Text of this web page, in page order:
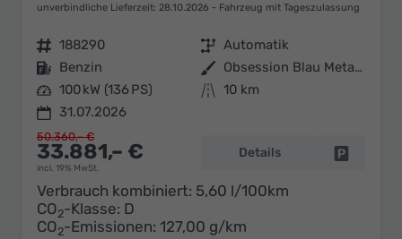
unverbindliche Lieferzeit: 28.10.2026 Fahrzeug mit Tageszulassung
Fahrzeugnr. 188290 Getriebe Automatik
Kraftstoff Benzin Außenfarbe
Obsession Blau Metallic
Leistung 100 kW (136 PS) Kilometerstand 10 km
31.07.2026
33.881,– €
incl. 19% MwSt.
50.360,– €
Details
Verbrauch kombiniert: 5,60 l/100km
CO2-Klasse: D
CO2-Emissionen: 127,00 g/km